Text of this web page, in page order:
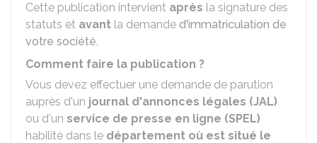
Cette publication intervient après la signature des
statuts et avant la demande d'immatriculation de
votre société.
Comment faire la publication ?
Vous devez effectuer une demande de parution
auprès d'un journal d'annonces légales (JAL)
ou d'un service de presse en ligne (SPEL)
habilité dans le département où est situé le